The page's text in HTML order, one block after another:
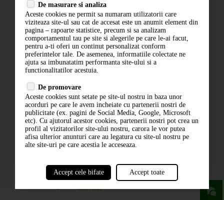
Politica de confidentialitate
ANPC
ABONARE LA NEWSLETTER
ABONARE
De masurare si analiza
Aceste cookies ne permit sa numaram utilizatorii care
viziteaza site-ul sau cat de accesat este un anumit element din
pagina – rapoarte statistice, precum si sa analizam
comportamentul tau pe site si alegerile pe care le-ai facut,
pentru a-ti oferi un continut personalizat conform
preferintelor tale. De asemenea, informatiile colectate ne
ajuta sa imbunatatim performanta site-ului si a
functionalitatilor acestuia.
De promovare
Aceste cookies sunt setate pe site-ul nostru in baza unor
acorduri pe care le avem incheiate cu partenerii nostri de
publicitate (ex. pagini de Social Media, Google, Microsoft
etc). Cu ajutorul acestor cookies, partenerii nostri pot crea un
profil al vizitatorilor site-ului nostru, carora le vor putea
afisa ulterior anunturi care au legatura cu site-ul nostru pe
alte site-uri pe care acestia le acceseaza.
Accept cele bifate Accept toate